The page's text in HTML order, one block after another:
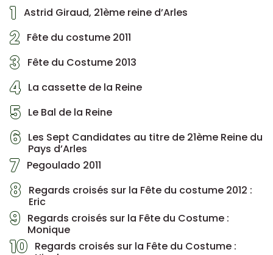
1 Astrid Giraud, 21ème reine d’Arles
2 Fête du costume 2011
3 Fête du Costume 2013
4 La cassette de la Reine
5 Le Bal de la Reine
6 Les Sept Candidates au titre de 21ème Reine du
Pays d’Arles
7 Pegoulado 2011
8
Regards croisés sur la Fête du costume 2012 :
Eric
9 Regards croisés sur la Fête du Costume :
Monique
10 Regards croisés sur la Fête du Costume :